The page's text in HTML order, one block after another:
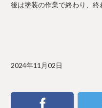
後は塗装の作業で終わり、
2024年11月02日